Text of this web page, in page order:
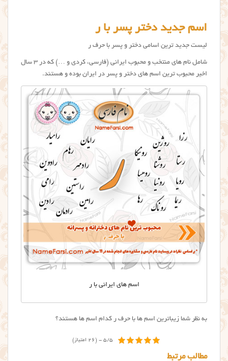
اسم جدید دختر پسر با ر
لیست جدید ترین اسامی دختر و پسر با حرف ر
شامل نام های منتخب و محبوب ایرانی (فارسی، کردی و …) که در ۳ سال
اخیر محبوب ترین اسم های دختر و پسر در ایران بوده و هستند.
اسم های ایرانی با ر
به نظر شما زیباترین اسم ها با حرف ر کدام اسم ها هستند؟
5/5 - (26 امتیاز)
مطالب مرتبط